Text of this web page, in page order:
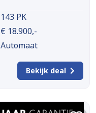
143 PK
€ 18.900,-
Automaat
Bekijk deal